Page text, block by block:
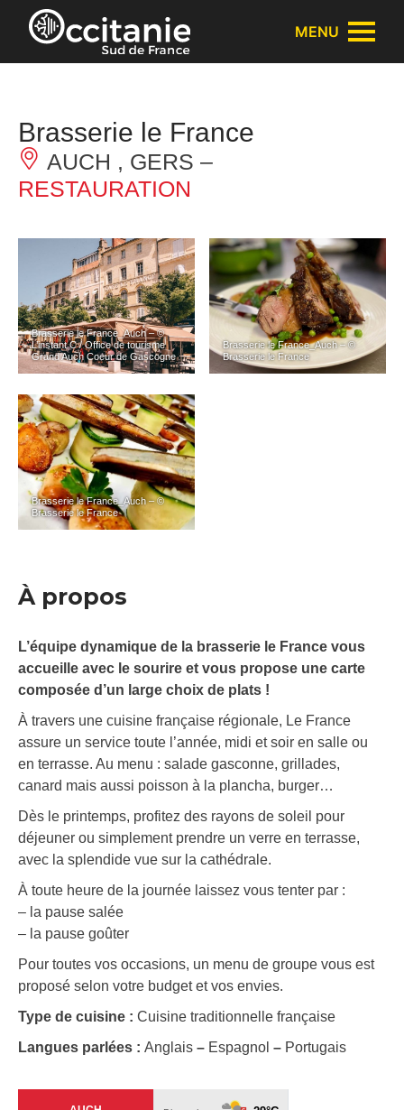
Panneau de gestion des cookies
MENU
Brasserie le France
AUCH , GERS –
RESTAURATION
Brasserie le France_Auch – ©
L’instant C / Office de tourisme
Grand Auch Coeur de Gascogne
Brasserie le France_Auch – ©
Brasserie le France
Brasserie le France_Auch – ©
Brasserie le France
À propos
L’équipe dynamique de la brasserie le France vous
accueille avec le sourire et vous propose une carte
composée d’un large choix de plats !
À travers une cuisine française régionale, Le France
assure un service toute l’année, midi et soir en salle ou
en terrasse. Au menu : salade gasconne, grillades,
canard mais aussi poisson à la plancha, burger…
Dès le printemps, profitez des rayons de soleil pour
déjeuner ou simplement prendre un verre en terrasse,
avec la splendide vue sur la cathédrale.
À toute heure de la journée laissez vous tenter par :
– la pause salée
– la pause goûter
Pour toutes vos occasions, un menu de groupe vous est
proposé selon votre budget et vos envies.
Type de cuisine : Cuisine traditionnelle française
Langues parlées : Anglais – Espagnol – Portugais